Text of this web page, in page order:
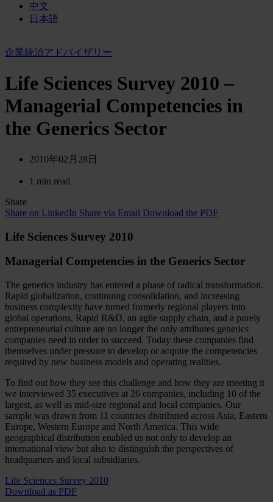
中文
日本語
企業統治アドバイザリー
Life Sciences Survey 2010 –
Managerial Competencies in
the Generics Sector
2010年02月28日
1 min read
Share
Share on LinkedIn Share via Email Download the PDF
Life Sciences Survey 2010
Managerial Competencies in the Generics Sector
The generics industry has entered a phase of radical transformation.
Rapid globalization, continuing consolidation, and increasing
business complexity have turned formerly regional players into
global operations. Rapid R&D, an agile supply chain, and a purely
entrepreneurial culture are no longer the only attributes generics
companies need in order to succeed. Today these companies find
themselves under pressure to develop or acquire the competencies
required by new business models and operating realities.
To find out how they see this challenge and how they are meeting it
we interviewed 35 executives at 26 companies, including 10 of the
largest, as well as mid-size regional and local companies. Our
sample was drawn from 11 countries distributed across Asia, Eastern
Europe, Western Europe and North America. This wide
geographical distribution enabled us not only to develop an
international view but also to distinguish the perspectives of
headquarters and local subsidiaries.
Life Sciences Survey 2010
Download as PDF